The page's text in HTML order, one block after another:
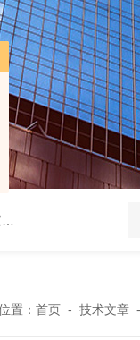
UHV-995 电力综合试验
置： 首页 - 技术文章 -